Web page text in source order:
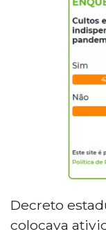
Decreto
colocava